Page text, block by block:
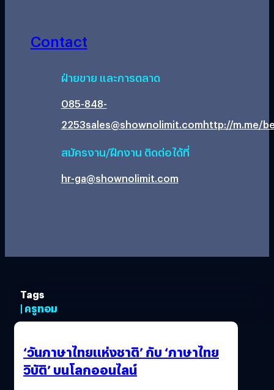
Contact
ฝ่ายขาย และการตลาด
085-848-
2253sales@shownolimit.comhttp://m.me/
สมัครงาน/ฝึกงาน ติดต่อได้ที่
hr-ga@shownolimit.com
Tags
| ครูทอม
‘วันภาษาไทยแห่งชาติ’ กับ ‘ภาษาไทย
วิบัติ’ บนโลกออนไลน์